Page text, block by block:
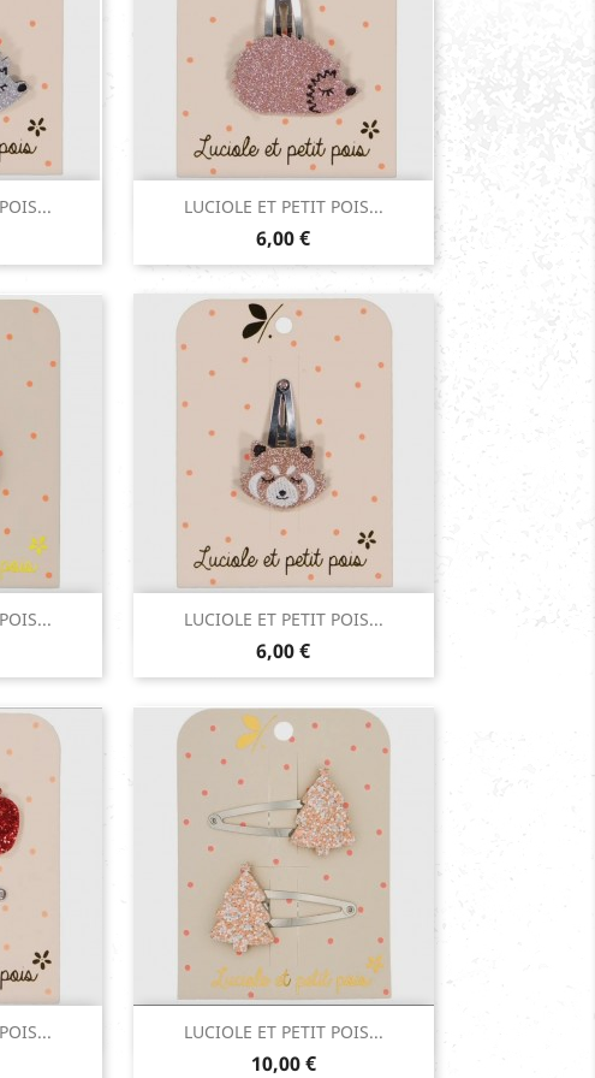
LUCIOLE ET PETIT POIS...
Prix
6,00 €
Aperçu rapide
Rose
LUCIOLE ET PETIT POIS...
Prix
6,00 €
Aperçu rapide
Rose
LUCIOLE ET PETIT POIS...
Prix
10,00 €
Aperçu rapide